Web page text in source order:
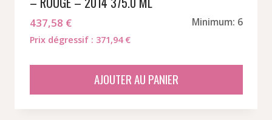
437,58 € Minimum: 6
Prix dégressif : 371,94 €
AJOUTER AU PANIER